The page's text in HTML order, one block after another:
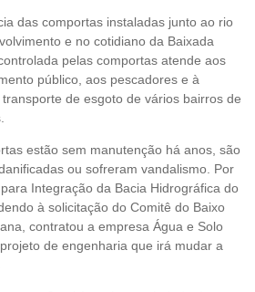
das comportas instaladas junto ao rio
e no cotidiano da Baixada
pelas comportas atende aos
público, aos pescadores e à
de esgoto de vários bairros de
estão sem manutenção há anos, são
ou sofreram vandalismo. Por
Integração da Bacia Hidrográfica do
à solicitação do Comitê do Baixo
contratou a empresa Água e Solo
de engenharia que irá mudar a